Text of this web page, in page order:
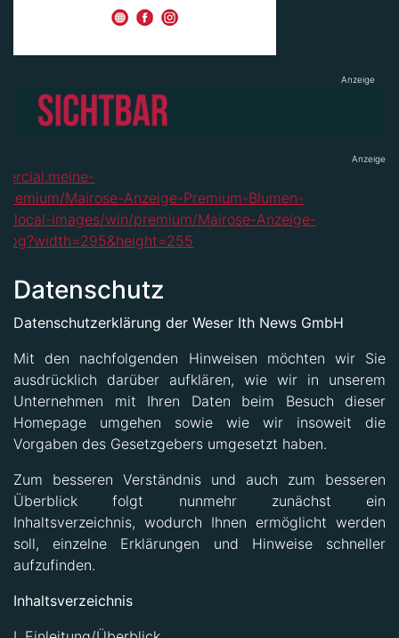
Anzeige
Anzeige
Datenschutz
Datenschutzerklärung der Weser Ith News GmbH
Mit den nachfolgenden Hinweisen möchten wir Sie
ausdrücklich darüber aufklären, wie wir in unserem
Unternehmen mit Ihren Daten beim Besuch dieser
Homepage umgehen sowie wie wir insoweit die
Vorgaben des Gesetzgebers umgesetzt haben.
Zum besseren Verständnis und auch zum besseren
Überblick folgt nunmehr zunächst ein
Inhaltsverzeichnis, wodurch Ihnen ermöglicht werden
soll, einzelne Erklärungen und Hinweise schneller
aufzufinden.
Inhaltsverzeichnis